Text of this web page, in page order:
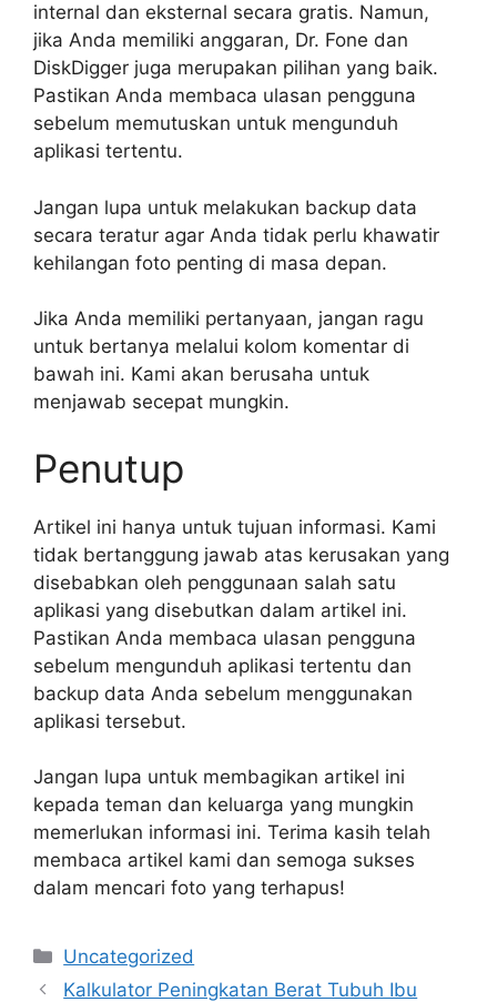
internal dan eksternal secara gratis. Namun,
jika Anda memiliki anggaran, Dr. Fone dan
DiskDigger juga merupakan pilihan yang baik.
Pastikan Anda membaca ulasan pengguna
sebelum memutuskan untuk mengunduh
aplikasi tertentu.
Jangan lupa untuk melakukan backup data
secara teratur agar Anda tidak perlu khawatir
kehilangan foto penting di masa depan.
Jika Anda memiliki pertanyaan, jangan ragu
untuk bertanya melalui kolom komentar di
bawah ini. Kami akan berusaha untuk
menjawab secepat mungkin.
Penutup
Artikel ini hanya untuk tujuan informasi. Kami
tidak bertanggung jawab atas kerusakan yang
disebabkan oleh penggunaan salah satu
aplikasi yang disebutkan dalam artikel ini.
Pastikan Anda membaca ulasan pengguna
sebelum mengunduh aplikasi tertentu dan
backup data Anda sebelum menggunakan
aplikasi tersebut.
Jangan lupa untuk membagikan artikel ini
kepada teman dan keluarga yang mungkin
memerlukan informasi ini. Terima kasih telah
membaca artikel kami dan semoga sukses
dalam mencari foto yang terhapus!
Categories
Uncategorized
Kalkulator Peningkatan Berat Tubuh Ibu